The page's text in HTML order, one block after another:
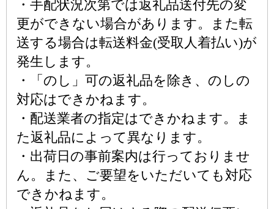
・手配状況次第では返礼品送付先の変
更ができない場合があります。また転
送する場合は転送料金(受取人着払い)が
発生します。
・「のし」可の返礼品を除き、のしの
対応はできかねます。
・配送業者の指定はできかねます。ま
た返礼品によって異なります。
・出荷日の事前案内は行っておりませ
ん。また、ご要望をいただいても対応
できかねます。